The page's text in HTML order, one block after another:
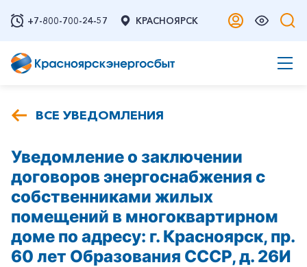
+7-800-700-24-57 КРАСНОЯРСК
ВСЕ УВЕДОМЛЕНИЯ
Уведомление о заключении
договоров энергоснабжения с
собственниками жилых
помещений в многоквартирном
доме по адресу: г. Красноярск, пр.
60 лет Образования СССР, д. 26И